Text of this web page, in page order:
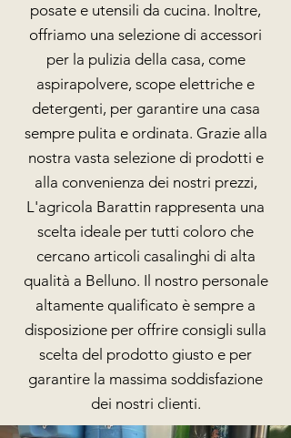
posate e utensili da cucina. Inoltre,
offriamo una selezione di accessori
per la pulizia della casa, come
aspirapolvere, scope elettriche e
detergenti, per garantire una casa
sempre pulita e ordinata. Grazie alla
nostra vasta selezione di prodotti e
alla convenienza dei nostri prezzi,
L'agricola Barattin rappresenta una
scelta ideale per tutti coloro che
cercano articoli casalinghi di alta
qualità a Belluno. Il nostro personale
altamente qualificato è sempre a
disposizione per offrire consigli sulla
scelta del prodotto giusto e per
garantire la massima soddisfazione
dei nostri clienti.